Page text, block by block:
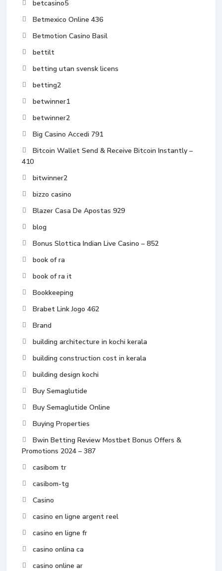
betcasino5
Betmexico Online 436
Betmotion Casino Basil
bettilt
betting utan svensk licens
betting2
betwinner1
betwinner2
Big Casino Accedi 791
Bitcoin Wallet Send & Receive Bitcoin Instantly –
410
bitwinner2
bizzo casino
Blazer Casa De Apostas 929
blog
Bonus Slottica Indian Live Casino – 852
book of ra
book of ra it
Bookkeeping
Brabet Link Jogo 462
Brand
building architecture in kochi kerala
building construction cost in kerala
building design kochi
Buy Semaglutide
Buy Semaglutide Online
Buying Properties
Bwin Betting Review Mostbet Bonus Offers &
Promotions 2024 – 387
casibom tr
casibom-tg
Casino
casino en ligne argent reel
casino en ligne fr
casino onlina ca
casino online ar